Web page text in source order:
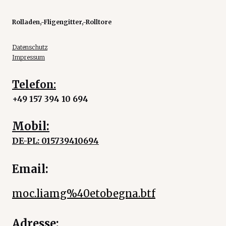
Rolladen,-Fligengitter,-Rolltore
Datenschutz
Impressum
Telefon:
+49 157 394 10 694
Mobil:
DE-PL: 015739410694
Email:
moc.liamg%40etobegna.btf